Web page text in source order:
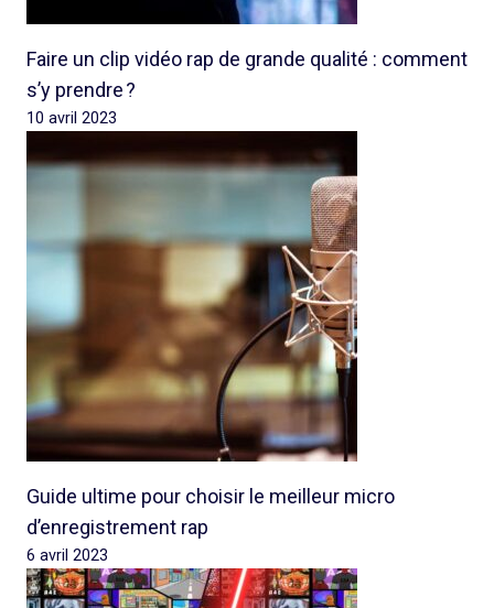
Faire un clip vidéo rap de grande qualité : comment
s’y prendre ?
10 avril 2023
Guide ultime pour choisir le meilleur micro
d’enregistrement rap
6 avril 2023